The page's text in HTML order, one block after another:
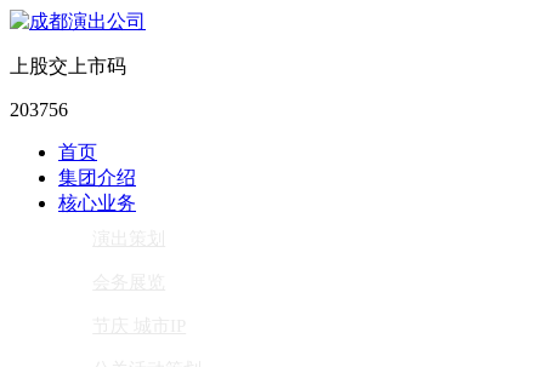
上股交上市码
203756
首页
集团介绍
核心业务